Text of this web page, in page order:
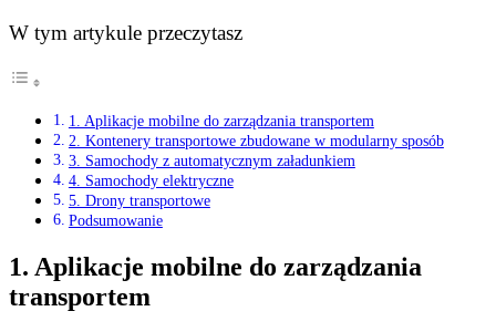
W tym artykule przeczytasz
1. Aplikacje mobilne do zarządzania transportem
2. Kontenery transportowe zbudowane w modularny sposób
3. Samochody z automatycznym załadunkiem
4. Samochody elektryczne
5. Drony transportowe
Podsumowanie
1. Aplikacje mobilne do zarządzania
transportem